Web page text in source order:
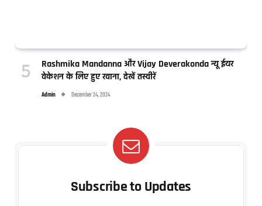
Rashmika Mandanna और Vijay Deverakonda न्यू ईयर
वेकेशन के लिए हुए रवाना, देखें तस्वीरें
Admin December 24, 2024
Subscribe to Updates